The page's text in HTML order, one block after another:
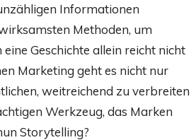
Informationen
Methoden, um
Geschichte allein reicht nicht
Marketing geht es nicht nur
weitreichend zu verbreiten
Werkzeug, das Marken
Storytelling?